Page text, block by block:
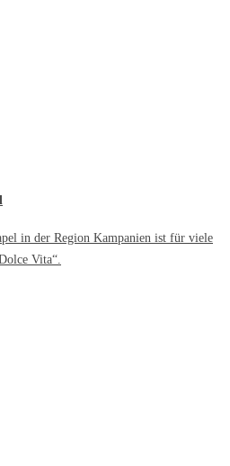
in der Region Kampanien ist für viele
Vita“.